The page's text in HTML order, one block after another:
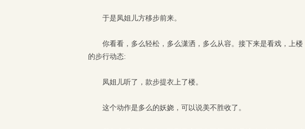
于是凤姐儿方移步前来。
你看看，多么轻松，多么潇洒，多么从容。接下来是看戏，上
的步行动态:
凤姐儿听了，款步提衣上了楼。
这个动作是多么的妖娆，可以说美不胜收了。